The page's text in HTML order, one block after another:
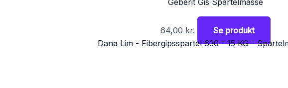
64,00 kr. Se produkt